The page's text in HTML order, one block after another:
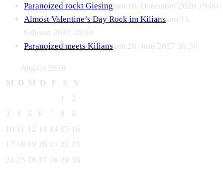
Paranoized rockt Giesing am 18. Dezember 2026 19:00
Almost Valentine’s Day Rock im Kilians am 13.
Februar 2027 20:30
Paranoized meets Kilians am 26. Juni 2027 20:30
August 2026
M D M D F S
S
1
2
3
4 5 6 7 8
9
10 11 12 13 14 15 16
17 18 19 20 21 22 23
24 25 26 27 28 29 30